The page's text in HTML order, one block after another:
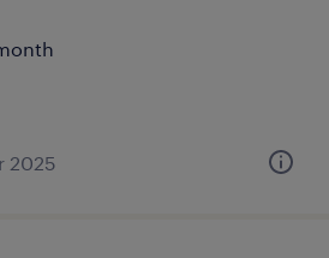
2025